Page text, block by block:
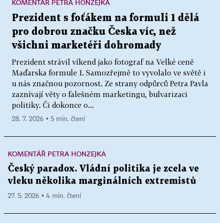
Prezident s foťákem na formuli 1 dělá
pro dobrou značku Česka víc, než
všichni marketéři dohromady
Prezident strávil víkend jako fotograf na Velké ceně
Maďarska formule 1. Samozřejmě to vyvolalo ve světě i
u nás značnou pozornost. Ze strany odpůrců Petra Pavla
zaznívají věty o falešném marketingu, bulvarizaci
politiky. Či dokonce o...
KOMENTÁŘ PETRA HONZEJKA
28. 7. 2026 ▪ 5 min. čtení
KOMENTÁŘ PETRA HONZEJKA
Český paradox. Vládní politika je zcela ve
vleku několika marginálních extremistů
27. 5. 2026 ▪ 4 min. čtení